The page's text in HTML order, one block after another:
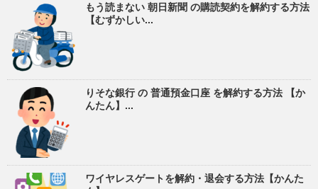
もう読まない 朝日新聞 の購読契約を解約する方法
【むずかしい...
りそな銀行 の 普通預金口座 を解約する方法 【か
んたん】...
ワイヤレスゲートを解約・退会する方法【かんた